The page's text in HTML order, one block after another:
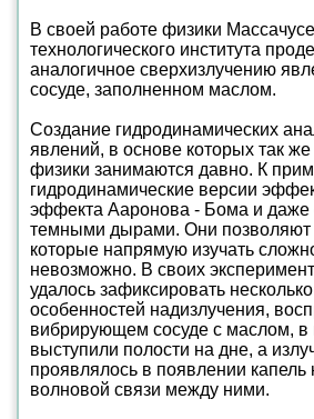
В своей работе физики
технологического института
аналогичное сверхизлучению
сосуде, заполненном маслом.
Создание гидродинамических
явлений, в основе которых так
физики занимаются давно. К
гидродинамические версии
эффекта Ааронова - Бома и даже
темными дырами. Они позволяют
которые напрямую изучать
невозможно. В своих
удалось зафиксировать
особенностей надизлучения,
вибрирующем сосуде с маслом, в
выступили полости на дне, а
проявлялось в появлении капель
волновой связи между ними.